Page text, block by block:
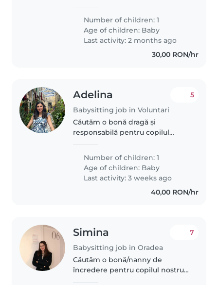
Number of children: 1
Age of children: Baby
Last activity: 2 months ago
30,00 RON/hr
Adelina
Babysitting job in Voluntari
5
Căutăm o bonă dragă și
responsabilă pentru copilul
curios. Ne-ar plăcea foarte mult
să găsim pe cineva cu care să ne
simțim confortabil și care să
iubească..
Number of children: 1
Age of children: Baby
Last activity: 3 weeks ago
40,00 RON/hr
Simina
Babysitting job in Oradea
7
Căutăm o bonă/nanny de
încredere pentru copilul nostru